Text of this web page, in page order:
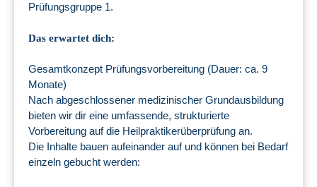
Prüfungsgruppe 1.
Das erwartet dich:
Gesamtkonzept Prüfungsvorbereitung (Dauer: ca. 9
Monate)
Nach abgeschlossener medizinischer Grundausbildung
bieten wir dir eine umfassende, strukturierte
Vorbereitung auf die Heilpraktikerüberprüfung an.
Die Inhalte bauen aufeinander auf und können bei Bedarf
einzeln gebucht werden: